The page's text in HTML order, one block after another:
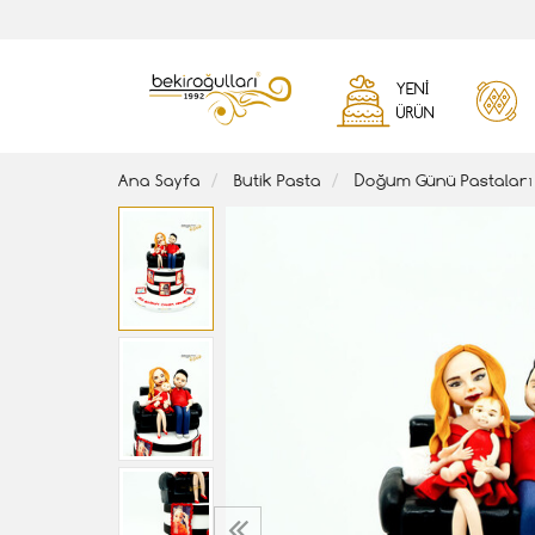
YENI
ÜRÜN
Ana Sayfa Butik Pasta Doğum Günü Pastaları